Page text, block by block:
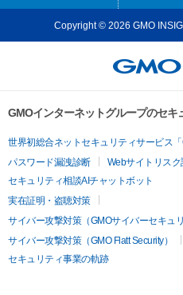
Copyright © 2026 GMO
GMOインターネットグループのセキ
世界初総合ネットセキュリティサービス「
パスワード漏洩診断
Webサイトリスク
セキュリティ相談AIチャットボット
実在証明・盗聴対策
サイバー攻撃対策（GMOサイバーセキュ
サイバー攻撃対策（GMO Flatt Security）
セキュリティ事業の軌跡